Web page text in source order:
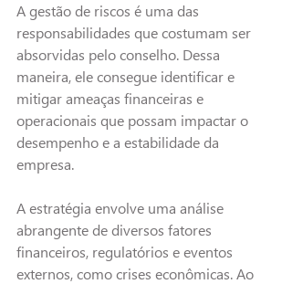
A gestão de riscos é uma das
responsabilidades que costumam ser
absorvidas pelo conselho. Dessa
maneira, ele consegue identificar e
mitigar ameaças financeiras e
operacionais que possam impactar o
desempenho e a estabilidade da
empresa.
A estratégia envolve uma análise
abrangente de diversos fatores
financeiros, regulatórios e eventos
externos, como crises econômicas. Ao